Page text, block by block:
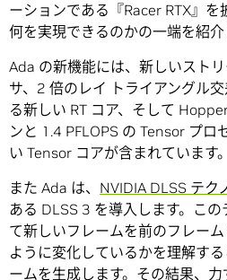
ーションである『Racer RTX』
何を実現できるのかの一端を紹介
Ada の新機能には、新しいスト
サ、2 倍のレイ トライアングル
る新しい RT コア、そして
ンと 1.4 PFLOPS の Tensor プロ
い Tensor コアが含まれています。
また Ada は、 NVIDIA DLSS テク
ある DLSS 3 を導入します。こ
て新しいフレームを前のフレー
ように変化しているかを理解す
ームを生成します。その結果、